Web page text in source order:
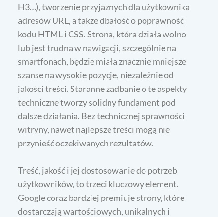
H3…), tworzenie przyjaznych dla użytkownika
adresów URL, a także dbałość o poprawność
kodu HTML i CSS. Strona, która działa wolno
lub jest trudna w nawigacji, szczególnie na
smartfonach, będzie miała znacznie mniejsze
szanse na wysokie pozycje, niezależnie od
jakości treści. Staranne zadbanie o te aspekty
techniczne tworzy solidny fundament pod
dalsze działania. Bez technicznej sprawności
witryny, nawet najlepsze treści mogą nie
przynieść oczekiwanych rezultatów.
Treść, jakość i jej dostosowanie do potrzeb
użytkowników, to trzeci kluczowy element.
Google coraz bardziej premiuje strony, które
dostarczają wartościowych, unikalnych i